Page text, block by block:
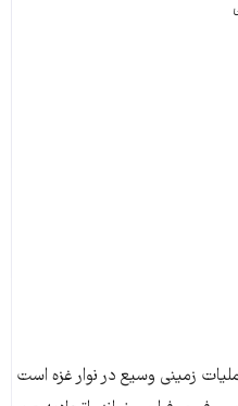
زمینی وسیع در نوار غزه است